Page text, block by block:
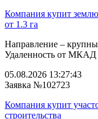
Компания купит землю
от 1.3 га
Направление –
Удаленность от МКАД
05.08.2026 13:27:43
Заявка №102723
Компания купит
строительства